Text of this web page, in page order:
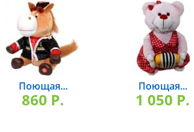
Поющая...
860 P.
Поющая...
1 050 P.